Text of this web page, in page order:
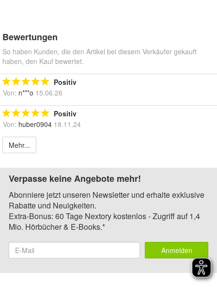
Bewertungen
So haben Kunden, die den Artikel bei diesem Verkäufer gekauft
haben, den Kauf bewertet.
Positiv
Von: n***o 15.06.26
Positiv
Von: huber0904 18.11.24
Mehr...
Verpasse keine Angebote mehr!
Abonniere jetzt unseren Newsletter und erhalte exklusive
Rabatte und Neuigkeiten.
Extra-Bonus: 60 Tage Nextory kostenlos - Zugriff auf 1,4
Mio. Hörbücher & E-Books.*
Anmelden